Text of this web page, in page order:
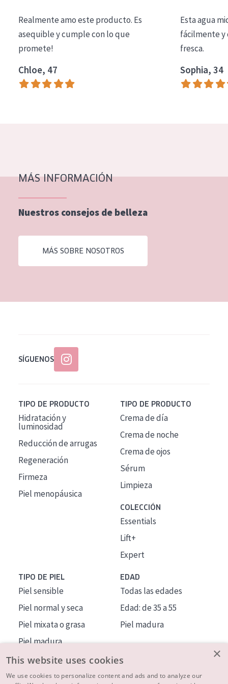
Essentials
Lift+
Expert
Piel madura
Piel menopáusica
EDAD
Realmente amo este producto. Es
asequible y cumple con lo que
promete!
Chloe, 47
Esta agua
fácilmente y
fresca.
Sophia, 34
MÁS INFORMACIÓN
Nuestros consejos de belleza
MÁS SOBRE NOSOTROS
SÍGUENOS
TIPO DE PRODUCTO
Hidratación y
luminosidad
Reducción de arrugas
Regeneración
Firmeza
Piel menopáusica
TIPO DE PRODUCTO
Crema de día
Crema de noche
Crema de ojos
Sérum
Limpieza
COLECCIÓN
Essentials
Lift+
Expert
TIPO DE PIEL
Piel sensible
Piel normal y seca
Piel mixata o grasa
Piel madura
Piel expuesta al sol
Piel menopáusica
EDAD
Todas las edades
Edad: de 35 a 55
Piel madura
×
This website uses cookies
We use cookies to personalize content and ads and to analyze our